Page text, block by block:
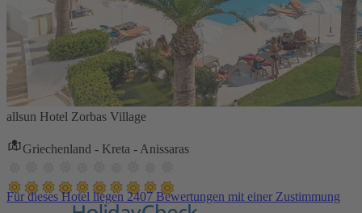
allsun Hotel Zorbas Village
Griechenland - Kreta - Anissaras
Für dieses Hotel liegen 2407 Bewertungen mit einer Zustimmung